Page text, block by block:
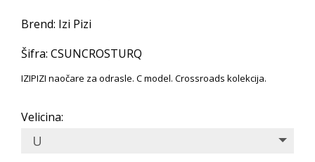
Brend: Izi Pizi
Šifra: CSUNCROSTURQ
IZIPIZI naočare za odrasle. C model. Crossroads kolekcija.
Velicina:
U